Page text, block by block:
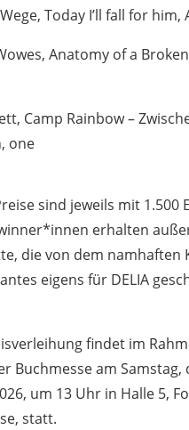
Today I’ll fall for him,
Anatomy of a
Camp Rainbow –
one
sind jeweils mit 1.500
erhalten
die von dem namhaften
eigens für DELIA
findet im
Buchmesse am Samstag,
um 13 Uhr in Halle 5,
statt.